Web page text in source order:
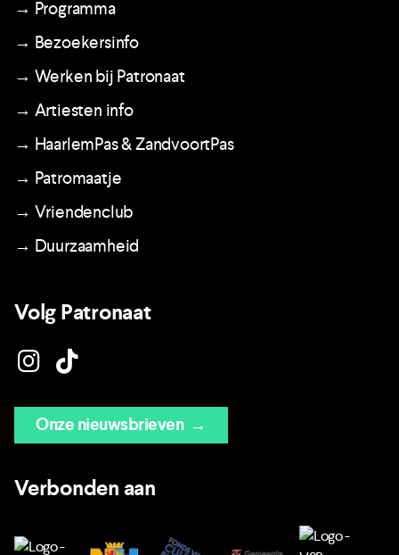
→ Programma
→ Bezoekersinfo
→ Werken bij Patronaat
→ Artiesten info
→ HaarlemPas & ZandvoortPas
→ Patromaatje
→ Vriendenclub
→ Duurzaamheid
Volg Patronaat
Onze nieuwsbrieven→
Verbonden aan